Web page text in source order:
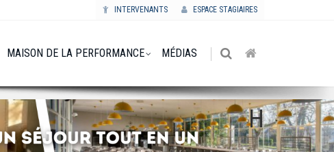
INTERVENANTS ESPACE STAGIAIRES
MAISON DE LA PERFORMANCE MÉDIAS
H